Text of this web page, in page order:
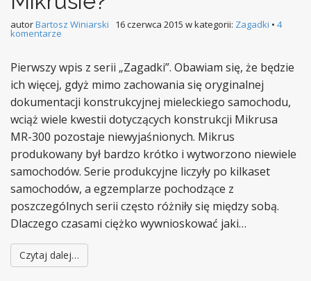
autorBartosz Winiarski 16 czerwca 2015 w kategorii: Zagadki • 4
komentarze
Pierwszy wpis z serii „Zagadki”. Obawiam się, że będzie
ich więcej, gdyż mimo zachowania się oryginalnej
dokumentacji konstrukcyjnej mieleckiego samochodu,
wciąż wiele kwestii dotyczących konstrukcji Mikrusa
MR-300 pozostaje niewyjaśnionych. Mikrus
produkowany był bardzo krótko i wytworzono niewiele
samochodów. Serie produkcyjne liczyły po kilkaset
samochodów, a egzemplarze pochodzące z
poszczególnych serii często różniły się między sobą.
Dlaczego czasami ciężko wywnioskować jaki…
Czytaj dalej…